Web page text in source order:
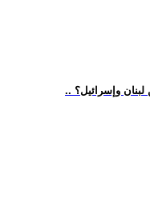
لبنان وإسرائيل؟